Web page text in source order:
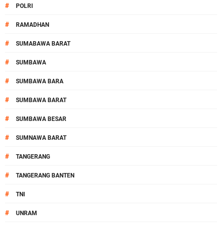
# POLRI
# RAMADHAN
# SUMABAWA BARAT
# SUMBAWA
# SUMBAWA BARA
# SUMBAWA BARAT
# SUMBAWA BESAR
# SUMNAWA BARAT
# TANGERANG
# TANGERANG BANTEN
# TNI
# UNRAM